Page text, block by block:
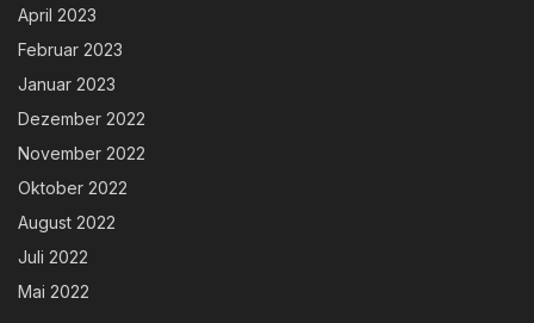
April 2023
Februar 2023
Januar 2023
Dezember 2022
November 2022
Oktober 2022
August 2022
Juli 2022
Mai 2022